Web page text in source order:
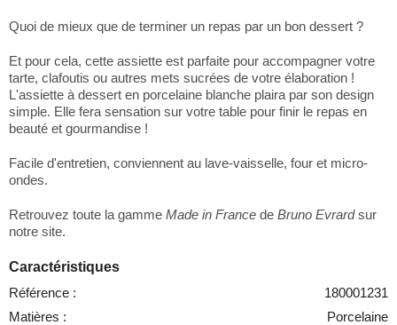
Quoi de mieux que de terminer un repas par un bon dessert ?
Et pour cela, cette assiette est parfaite pour accompagner votre
tarte, clafoutis ou autres mets sucrées de votre élaboration !
L'assiette à dessert en porcelaine blanche plaira par son design
simple. Elle fera sensation sur votre table pour finir le repas en
beauté et gourmandise !
Facile d'entretien, conviennent au lave-vaisselle, four et micro-
ondes.
Retrouvez toute la gamme Made in France de Bruno Evrardsur
notre site.
Caractéristiques
Référence :
180001231
Matières :
Porcelaine